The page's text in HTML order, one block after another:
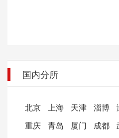
国内分所
北京 上海 天津 淄博
重庆
青岛 厦门 成都